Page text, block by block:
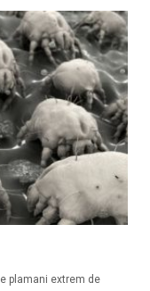
plamani extrem de